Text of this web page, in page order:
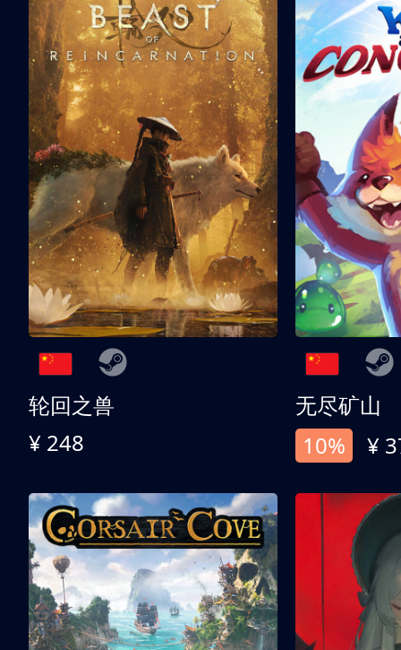
轮回之兽
¥ 248
无尽矿山
10%
¥